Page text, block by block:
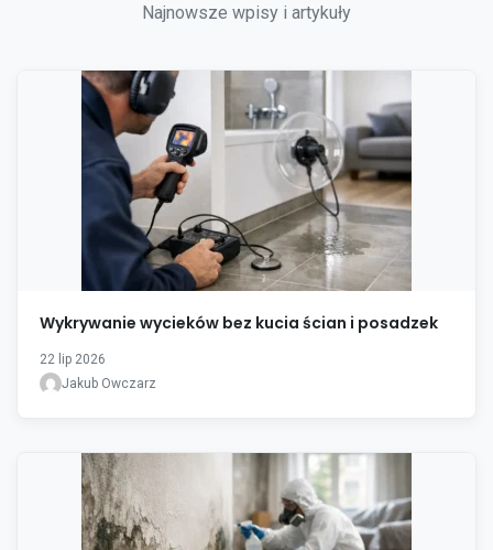
Najnowsze wpisy i artykuły
Wykrywanie wycieków bez kucia ścian i posadzek
22 lip 2026
Jakub Owczarz